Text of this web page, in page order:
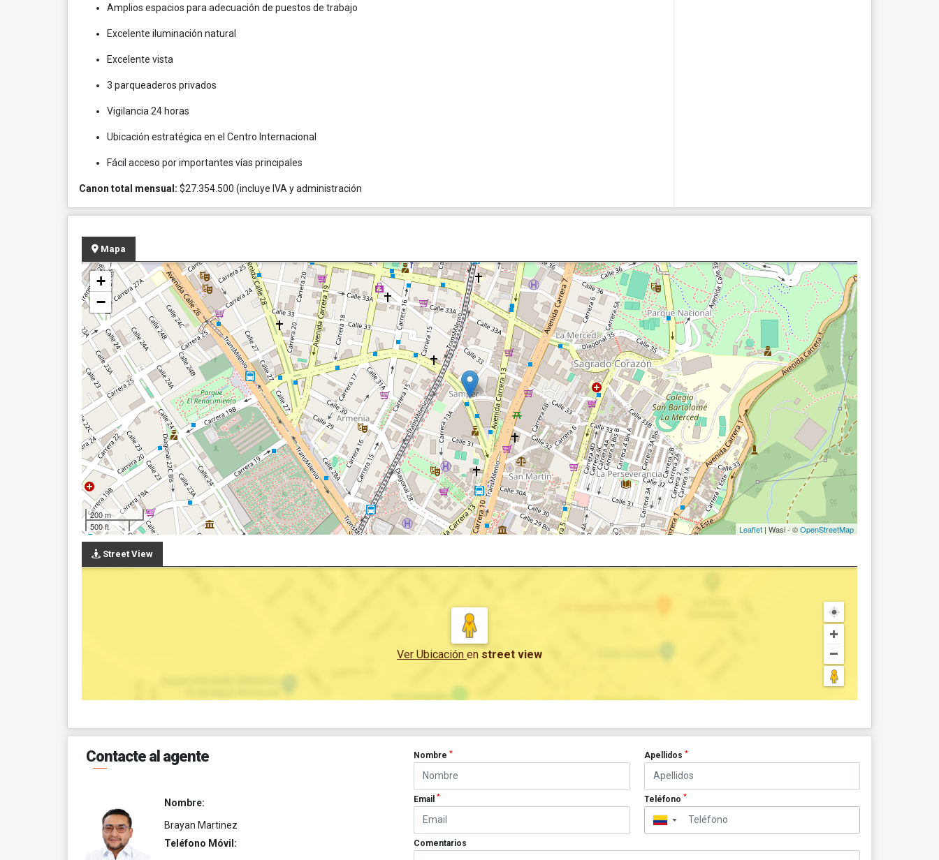
Amplios espacios para adecuación de puestos de trabajo
Excelente iluminación natural
Excelente vista
3 parqueaderos privados
Vigilancia 24 horas
Ubicación estratégica en el Centro Internacional
Fácil acceso por importantes vías principales
Canon total mensual: $27.354.500 (incluye IVA y administración
Mapa
+
−
200 m
500 ft
Leaflet | Wasi - ©OpenStreetMap
Street View
Ver Ubicación en street view
Contacte al agente
Nombre:
Brayan Martinez
Teléfono Móvil:
Nombre* Apellidos *
Email* Teléfono *
▼
Comentarios